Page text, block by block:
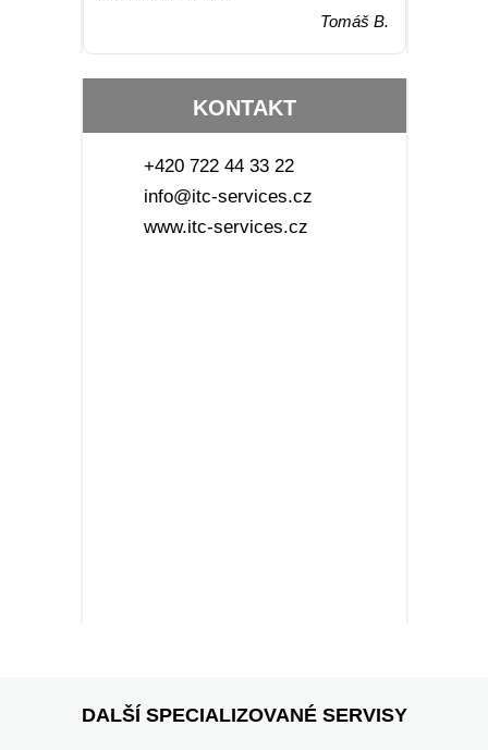
Tomáš B.
KONTAKT
+420 722 44 33 22
info@itc-services.cz
www.itc-services.cz
DALŠÍ SPECIALIZOVANÉ SERVISY